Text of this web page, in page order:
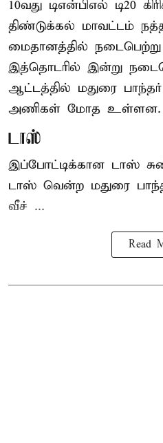
10வது டிஎன்பிஎல் டி20
திண்டுக்கல் மாவட்டம்
மைதானத்தில் நடைபெற்று
இத்தொடரில் இன்று
ஆட்டத்தில் மதுரை
அணிகள் மோத உள்ளன.
டாஸ்
இப்போட்டிக்கான டாஸ்
டாஸ் வென்ற மதுரை
வீச் ...
Read